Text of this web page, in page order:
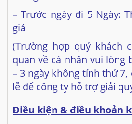
– Trước ngày đi 5 Ngày:
giá
(Trường hợp quý khách
quan về cá nhân vui lòng
– 3 ngày không tính thứ 7,
lễ để công ty hỗ trợ giải
Điều kiện & điều khoản